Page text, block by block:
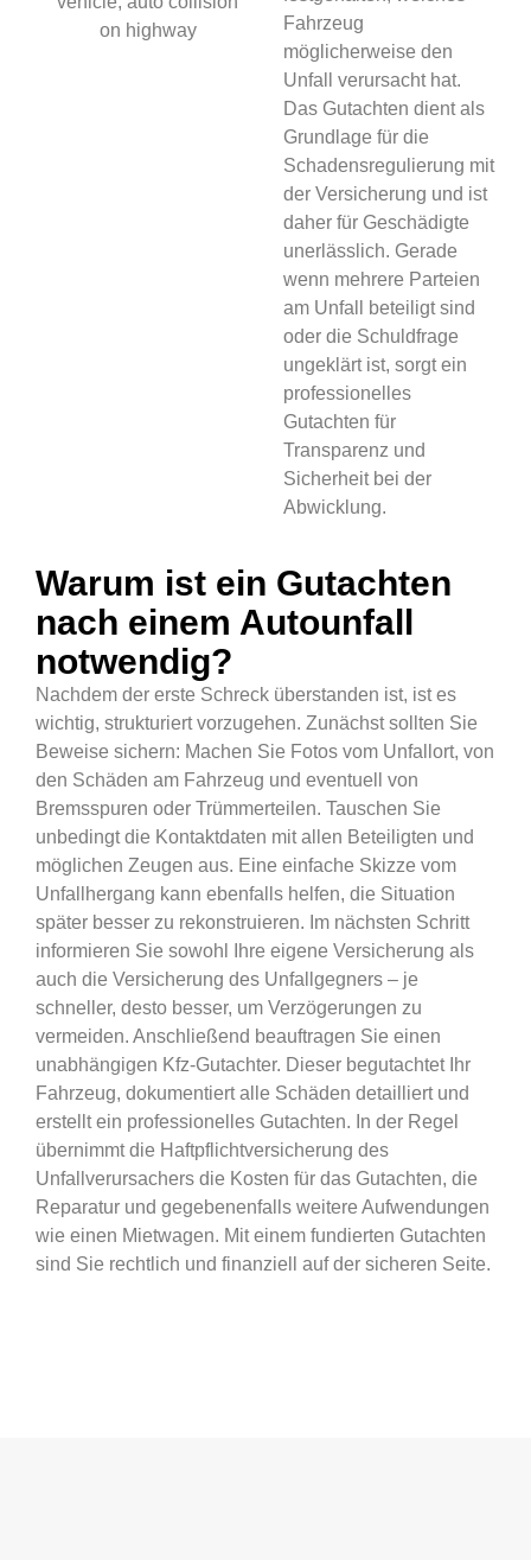
Fahrzeug
möglicherweise den
Unfall verursacht hat.
Das Gutachten dient als
Grundlage für die
Schadensregulierung mit
der Versicherung und ist
daher für Geschädigte
unerlässlich. Gerade
wenn mehrere Parteien
am Unfall beteiligt sind
oder die Schuldfrage
ungeklärt ist, sorgt ein
professionelles
Gutachten für
Transparenz und
Sicherheit bei der
Abwicklung.
Warum ist ein Gutachten
nach einem Autounfall
notwendig?
Nachdem der erste Schreck überstanden ist, ist es
wichtig, strukturiert vorzugehen. Zunächst sollten Sie
Beweise sichern: Machen Sie Fotos vom Unfallort, von
den Schäden am Fahrzeug und eventuell von
Bremsspuren oder Trümmerteilen. Tauschen Sie
unbedingt die Kontaktdaten mit allen Beteiligten und
möglichen Zeugen aus. Eine einfache Skizze vom
Unfallhergang kann ebenfalls helfen, die Situation
später besser zu rekonstruieren. Im nächsten Schritt
informieren Sie sowohl Ihre eigene Versicherung als
auch die Versicherung des Unfallgegners – je
schneller, desto besser, um Verzögerungen zu
vermeiden. Anschließend beauftragen Sie einen
unabhängigen Kfz-Gutachter. Dieser begutachtet Ihr
Fahrzeug, dokumentiert alle Schäden detailliert und
erstellt ein professionelles Gutachten. In der Regel
übernimmt die Haftpflichtversicherung des
Unfallverursachers die Kosten für das Gutachten, die
Reparatur und gegebenenfalls weitere Aufwendungen
wie einen Mietwagen. Mit einem fundierten Gutachten
sind Sie rechtlich und finanziell auf der sicheren Seite.